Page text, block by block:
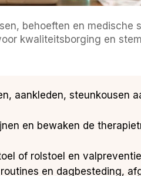
behoeften en medische
kwaliteitsborging en
aankleden, steunkousen
en bewaken de
of rolstoel en
en dagbesteding,